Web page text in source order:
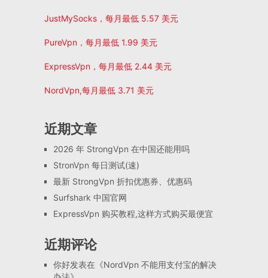
JustMySocks，每月最低 5.57 美元
PureVpn，每月最低 1.99 美元
ExpressVpn，每月最低 2.44 美元
NordVpn,每月最低 3.71 美元
近期文章
2026 年 StrongVpn 在中国还能用吗
StronVpn 每日测试(速)
最新 StrongVpn 折扣优惠券、优惠码
Surfshark 中国官网
ExpressVpn 购买教程,这样方式购买最便宜
近期评论
你好发表在《NordVpn 不能用支付宝的解决